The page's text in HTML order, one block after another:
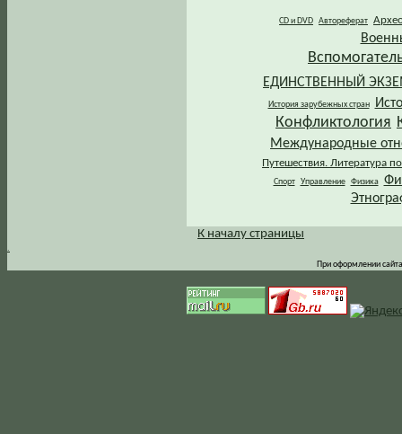
CD и DVD Автореферат
ЕДИНСТВЕННЫЙ
История зарубежных стран
Конфликтология
Международные
Путешествия. Литература
Спорт Управление Физика
.
К началу страницы
При оформлении